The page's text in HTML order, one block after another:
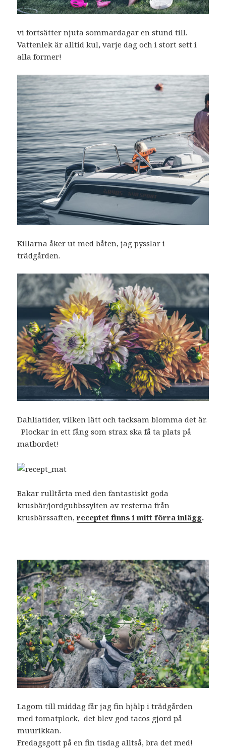
vi fortsätter njuta sommardagar en stund till.
Vattenlek är alltid kul, varje dag och i stort sett i
alla former!
Killarna åker ut med båten, jag pysslar i
trädgården.
Dahliatider, vilken lätt och tacksam blomma det är.
Plockar in ett fång som strax ska få ta plats på
matbordet!
Bakar rulltårta med den fantastiskt goda
krusbär/jordgubbssylten av resterna från
krusbärssaften,receptet finns i mitt förra inlägg.
Lagom till middag får jag fin hjälp i trädgården
med tomatplock, det blev god tacos gjord på
muurikkan.
Fredagsgott på en fin tisdag alltså, bra det med!